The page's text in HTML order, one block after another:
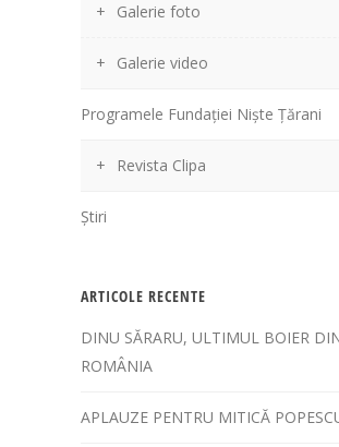
Galerie foto
Galerie video
Programele Fundației Niște Țărani
Revista Clipa
Știri
ARTICOLE RECENTE
DINU SĂRARU, ULTIMUL BOIER
ROMÂNIA
APLAUZE PENTRU MITICĂ